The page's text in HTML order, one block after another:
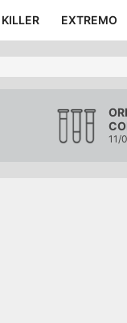
KILLER EXTREMO
11/